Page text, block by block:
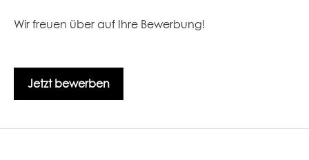
Wir freuen über auf Ihre Bewerbung!
Jetzt bewerben